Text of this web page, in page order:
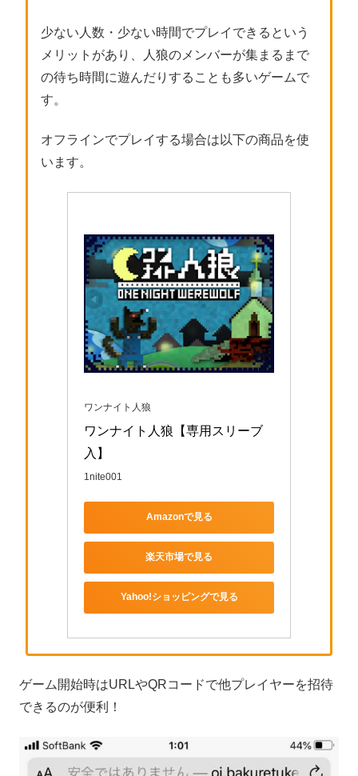
少ない人数・少ない時間でプレイできるという
メリットがあり、人狼のメンバーが集まるまで
の待ち時間に遊んだりすることも多いゲームで
す。
オフラインでプレイする場合は以下の商品を使
います。
ワンナイト人狼
ワンナイト人狼【専用スリーブ
入】
1nite001
Amazonで見る
楽天市場で見る
Yahoo!ショッピングで見る
ゲーム開始時はURLやQRコードで他プレイヤーを招待
できるのが便利！